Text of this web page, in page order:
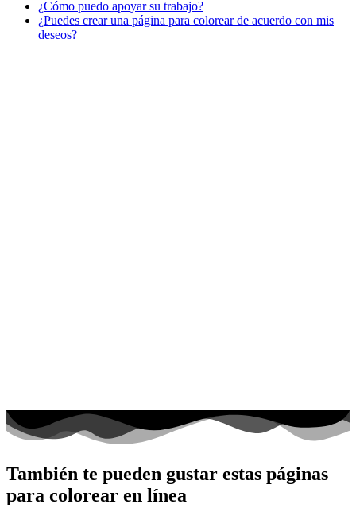
Libros para colorear para niños
Nezaradené
¿Cómo puedo apoyar su trabajo?
¿Puedes crear una página para colorear de acuerdo con mis
deseos?
También te pueden gustar estas páginas
para colorear en línea